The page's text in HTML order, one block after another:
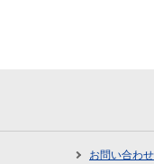
お問い合わせ